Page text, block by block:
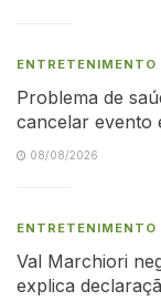
ENTRETENIMENTO
Problema de
cancelar evento
08/08/2026
ENTRETENIMENTO
Val Marchiori
explica